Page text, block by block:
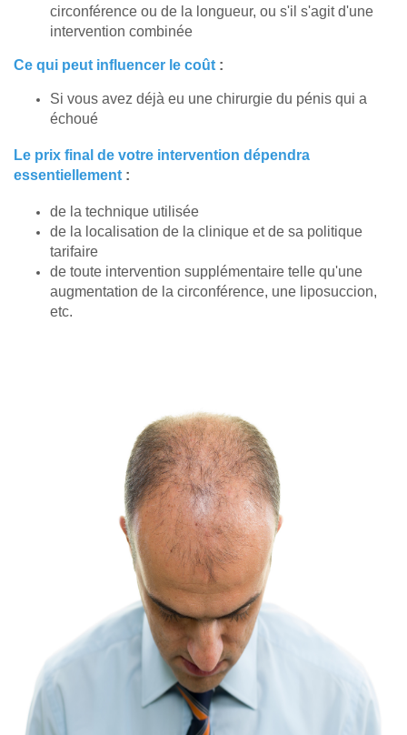
circonférence ou de la longueur, ou s'il s'agit d'une
intervention combinée
Ce qui peut influencer le coût :
Si vous avez déjà eu une chirurgie du pénis qui a
échoué
Le prix final de votre intervention dépendra
essentiellement :
de la technique utilisée
de la localisation de la clinique et de sa politique
tarifaire
de toute intervention supplémentaire telle qu'une
augmentation de la circonférence, une liposuccion,
etc.